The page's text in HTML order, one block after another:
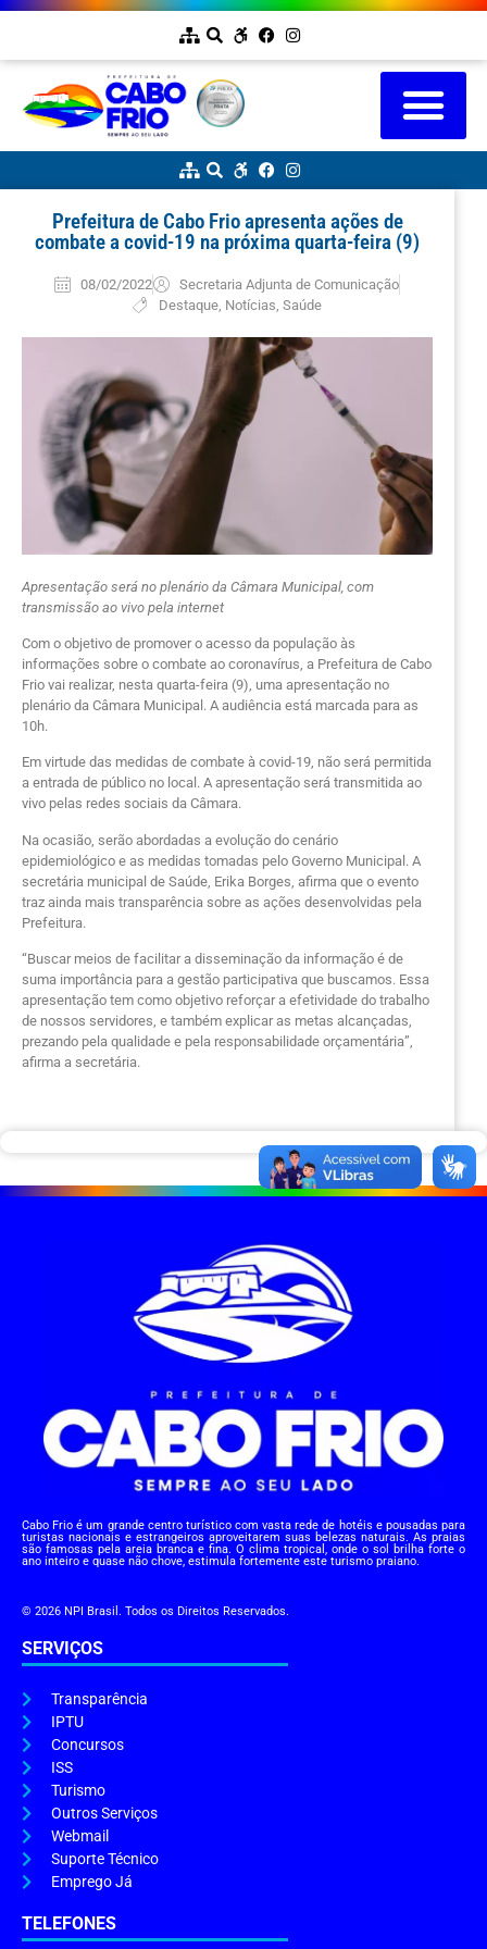
Prefeitura de Cabo Frio apresenta ações de
combate a covid-19 na próxima quarta-feira (9)
08/02/2022
Secretaria Adjunta de Comunicação
Destaque, Notícias Saúde
Apresentação será no plenário da Câmara Municipal, com
transmissão ao vivo pela internet
Com o objetivo de promover o acesso da população às
informações sobre o combate ao coronavírus, a Prefeitura de Cabo
Frio vai realizar, nesta quarta-feira (9), uma apresentação no
plenário da Câmara Municipal. A audiência está marcada para as
10h.
Em virtude das medidas de combate à covid-19, não será permitida
a entrada de público no local. A apresentação será transmitida ao
vivo pelas redes sociais da Câmara.
Na ocasião, serão abordadas a evolução do cenário
epidemiológico e as medidas tomadas pelo Governo Municipal. A
secretária municipal de Saúde, Erika Borges, afirma que o evento
traz ainda mais transparência sobre as ações desenvolvidas pela
Prefeitura.
“Buscar meios de facilitar a disseminação da informação é de
suma importância para a gestão participativa que buscamos. Essa
apresentação tem como objetivo reforçar a efetividade do trabalho
de nossos servidores, e também explicar as metas alcançadas,
prezando pela qualidade e pela responsabilidade orçamentária”,
afirma a secretária.
Cabo Frio é um grande centro turístico com vasta rede de hotéis e pousadas para
turistas nacionais e estrangeiros aproveitarem suas belezas naturais. As praias
são famosas pela areia branca e fina. O clima tropical, onde o sol brilha forte o
ano inteiro e quase não chove, estimula fortemente este turismo praiano.
© 2026 NPI Brasil. Todos os Direitos Reservados.
SERVIÇOS
Transparência
IPTU
Concursos
ISS
Turismo
Outros Serviços
Webmail
Suporte Técnico
Emprego Já
TELEFONES